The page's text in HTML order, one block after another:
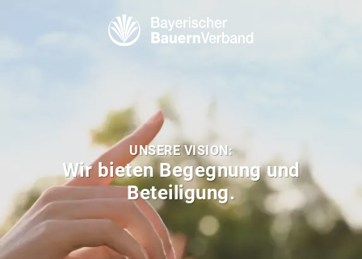
UNSERE VISION:
Wir bieten Begegnung und
Beteiligung.